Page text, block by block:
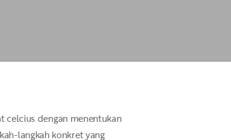
celcius dengan menentukan
langkah konkret yang